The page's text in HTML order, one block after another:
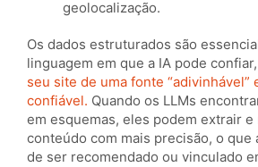
geolocalização.
Os dados estruturados são
linguagem em que a IA pode confiar,
seu site de uma fonte “adivinhável”
confiável. Quando os LLMs
em esquemas, eles podem extrair
conteúdo com mais precisão, o que
de ser recomendado ou vinculado